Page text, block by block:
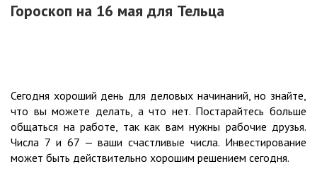
Гороскоп на 16 мая для Тельца
Сегодня хороший день для деловых начинаний, но знайте,
что вы можете делать, а что нет. Постарайтесь больше
общаться на работе, так как вам нужны рабочие друзья.
Числа 7 и 67 — ваши счастливые числа. Инвестирование
может быть действительно хорошим решением сегодня.